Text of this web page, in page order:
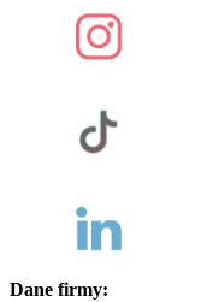
Dane firmy: